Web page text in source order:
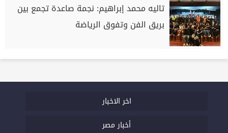
تاليه محمد إبراهيم: نجمة صاعدة تجمع بين
بريق الفن وتفوق الرياضة
اخر الاخبار
أخبار مصر